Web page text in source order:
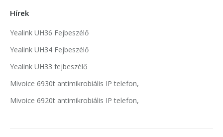
Hírek
Yealink UH36 Fejbeszélő
Yealink UH34 Fejbeszélő
Yealink UH33 fejbeszélő
Mivoice 6930t antimikrobiális IP telefon,
Mivoice 6920t antimikrobiális IP telefon,